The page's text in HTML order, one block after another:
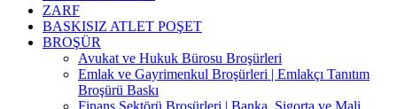
ZARF
BASKISIZ ATLET POŞET
BROŞÜR
Avukat ve Hukuk Bürosu Broşürleri
Emlak ve Gayrimenkul Broşürleri | Emlakçı Tanıtım
Broşürü Baskı
Finans Sektörü Broşürleri | Banka, Sigorta ve Mali